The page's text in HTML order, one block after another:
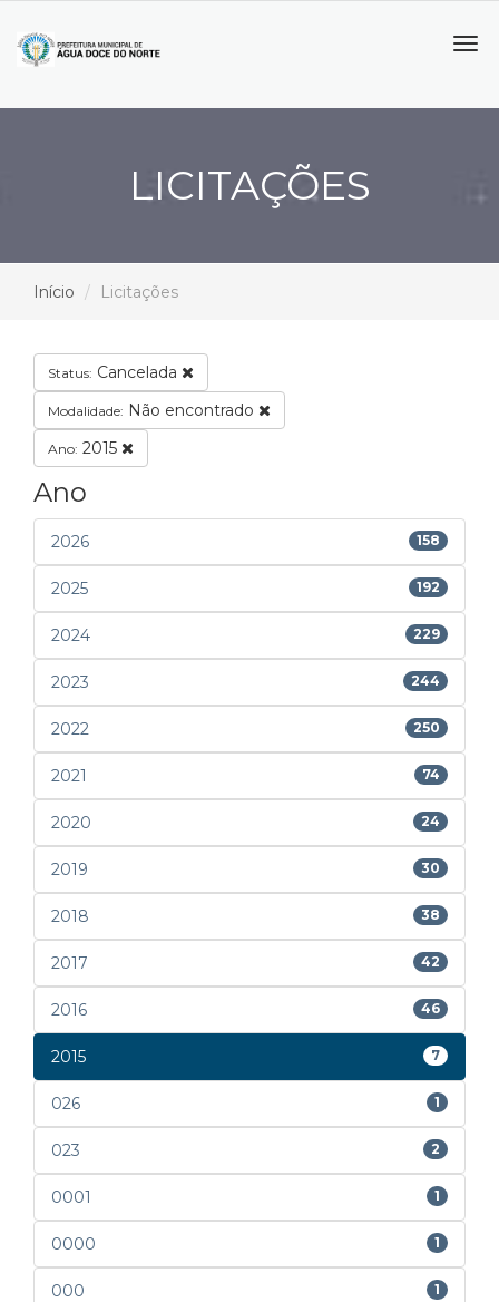
LICITAÇÕES
Início Licitações
Status: Cancelada
Modalidade: Não encontrado
Ano: 2015
Ano
2026 158
2025 192
2024 229
2023 244
2022 250
2021 74
2020 24
2019 30
2018 38
2017 42
2016 46
2015 7
026 1
023 2
0001 1
0000 1
000 1